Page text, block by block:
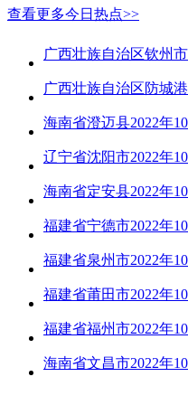
查看更多今日热点>>
广西壮族自治区钦州
广西壮族自治区防城
海南省澄迈县2022年
辽宁省沈阳市2022年
海南省定安县2022年
福建省宁德市2022年
福建省泉州市2022年
福建省莆田市2022年
福建省福州市2022年
海南省文昌市2022年